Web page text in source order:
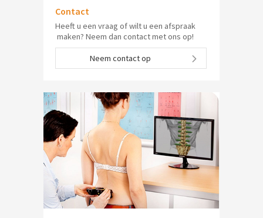
Contact
Heeft u een vraag of wilt u een afspraak
maken? Neem dan contact met ons op!
Neem contact op